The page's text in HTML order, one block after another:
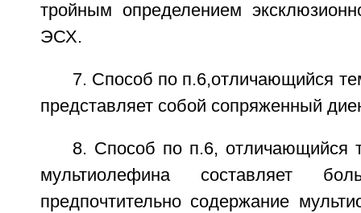
тройным определением
ЭСХ.
7. Способ по п.6,отличающийся
представляет собой сопряженный
8. Способ по п.6, отличающийся
мультиолефина составляет
предпочтительно содержание